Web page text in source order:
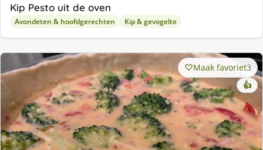
Kip Pesto uit de oven
Avondeten & hoofdgerechten Kip & gevogelte
Maak favoriet3
👍